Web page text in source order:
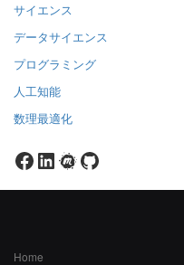
サイエンス
データサイエンス
プログラミング
人工知能
数理最適化
Facebook
LinkedIn
Meetup
GitHub
Home